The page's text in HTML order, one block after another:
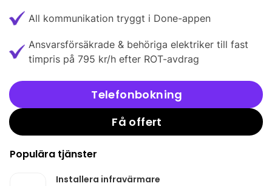
All kommunikation tryggt i Done-appen
Ansvarsförsäkrade & behöriga elektriker till fast
timpris på 795 kr/h efter ROT-avdrag
Telefonbokning
Få offert
Populära tjänster
Installera infravärmare